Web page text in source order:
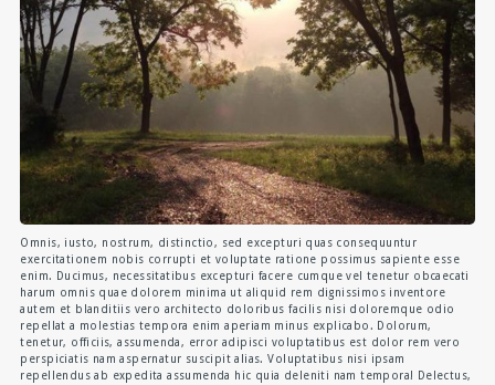
Omnis, iusto, nostrum, distinctio, sed excepturi quas consequuntur
exercitationem nobis corrupti et voluptate ratione possimus sapiente esse
enim. Ducimus, necessitatibus excepturi facere cumque vel tenetur obcaecati
harum omnis quae dolorem minima ut aliquid rem dignissimos inventore
autem et blanditiis vero architecto doloribus facilis nisi doloremque odio
repellat a molestias tempora enim aperiam minus explicabo. Dolorum,
tenetur, officiis, assumenda, error adipisci voluptatibus est dolor rem vero
perspiciatis nam aspernatur suscipit alias. Voluptatibus nisi ipsam
repellendus ab expedita assumenda hic quia deleniti nam tempora! Delectus,